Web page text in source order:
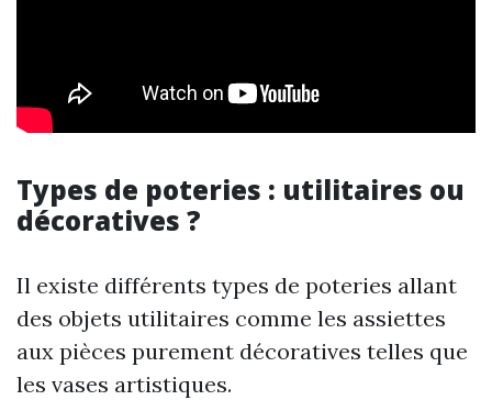
Types de poteries : utilitaires ou
décoratives ?
Il existe différents types de poteries allant
des objets utilitaires comme les assiettes
aux pièces purement décoratives telles que
les vases artistiques.